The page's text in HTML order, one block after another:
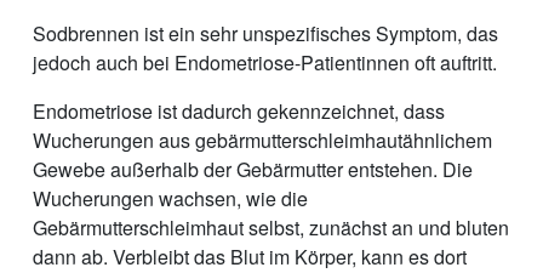
Sodbrennen ist ein sehr unspezifisches Symptom, das
jedoch auch bei Endometriose-Patientinnen oft auftritt.
Endometriose ist dadurch gekennzeichnet, dass
Wucherungen aus gebärmutterschleimhautähnlichem
Gewebe außerhalb der Gebärmutter entstehen. Die
Wucherungen wachsen, wie die
Gebärmutterschleimhaut selbst, zunächst an und bluten
dann ab. Verbleibt das Blut im Körper, kann es dort